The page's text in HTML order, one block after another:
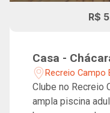
R$
Casa -
Recreio Campo
Clube no Recreio Campo
ampla piscina